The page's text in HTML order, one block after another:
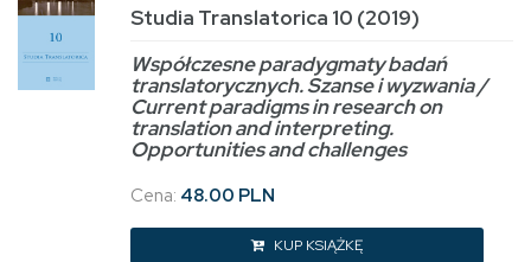
Studia Translatorica 10 (2019)
Współczesne paradygmaty badań
translatorycznych. Szanse i wyzwania /
Current paradigms in research on
translation and interpreting.
Opportunities and challenges
Cena: 48.00 PLN
KUP KSIĄŻKĘ